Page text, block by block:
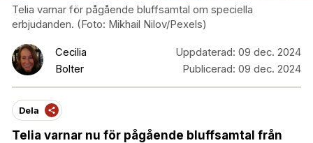
Telia varnar för pågående bluffsamtal om speciella
erbjudanden. (Foto: Mikhail Nilov/Pexels)
Cecilia
Bolter
Uppdaterad: 09 dec. 2024
Publicerad: 09 dec. 2024
Dela
Telia varnar nu för pågående bluffsamtal från